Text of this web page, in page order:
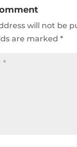
will not be
are marked *